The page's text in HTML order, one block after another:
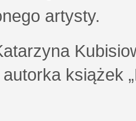
artysty.
książek